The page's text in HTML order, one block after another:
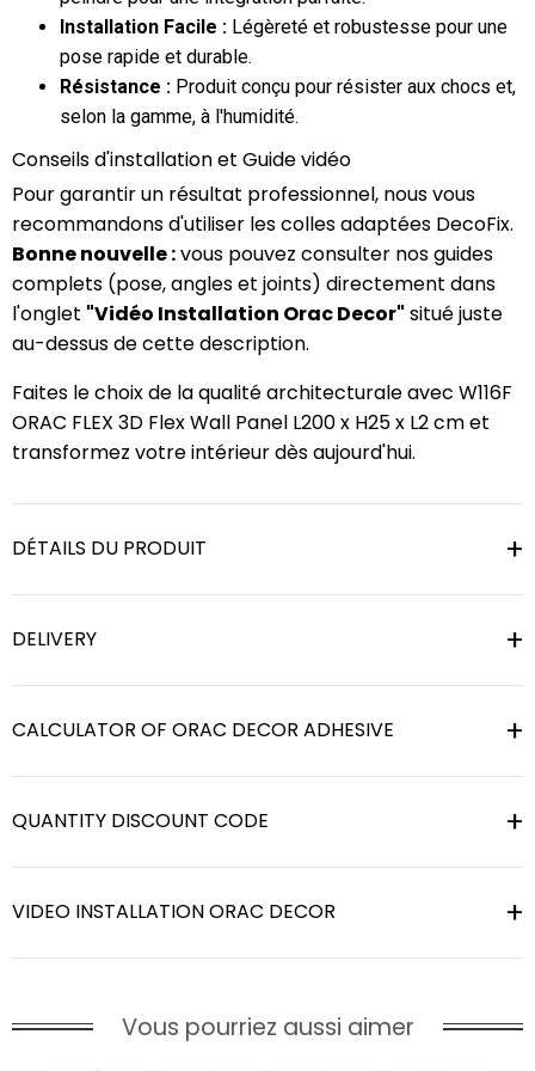
Installation Facile : Légèreté et robustesse pour une
pose rapide et durable.
Résistance : Produit conçu pour résister aux chocs et,
selon la gamme, à l'humidité.
Conseils d'installation et Guide vidéo
Pour garantir un résultat professionnel, nous vous
recommandons d'utiliser les colles adaptées DecoFix.
Bonne nouvelle :vous pouvez consulter nos guides
complets (pose, angles et joints) directement dans
l'onglet "Vidéo Installation Orac Decor" situé juste
au-dessus de cette description.
Faites le choix de la qualité architecturale avec W116F
ORAC FLEX 3D Flex Wall Panel L200 x H25 x L2 cm et
transformez votre intérieur dès aujourd'hui.
DÉTAILS DU PRODUIT
DELIVERY
CALCULATOR OF ORAC DECOR ADHESIVE
QUANTITY DISCOUNT CODE
VIDEO INSTALLATION ORAC DECOR
Vous pourriez aussi aimer